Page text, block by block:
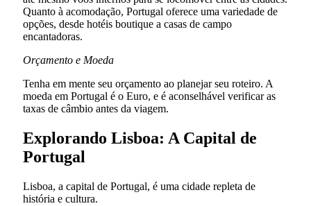
Quanto à acomodação, Portugal oferece uma variedade de
opções, desde hotéis boutique a casas de campo
encantadoras.
Orçamento e Moeda
Tenha em mente seu orçamento ao planejar seu roteiro. A
moeda em Portugal é o Euro, e é aconselhável verificar as
taxas de câmbio antes da viagem.
Explorando Lisboa: A Capital de
Portugal
Lisboa, a capital de Portugal, é uma cidade repleta de
história e cultura.